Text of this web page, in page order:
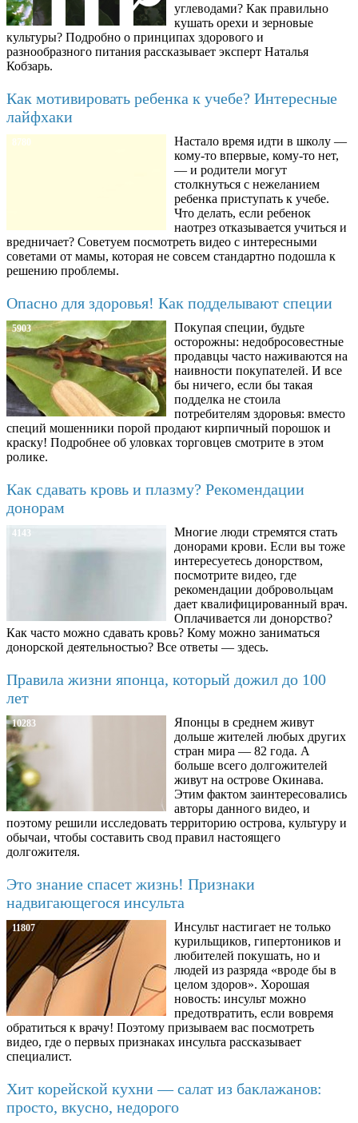
углеводами? Как правильно
кушать орехи и зерновые
культуры? Подробно о принципах здорового и
разнообразного питания рассказывает эксперт Наталья
Кобзарь.
Как мотивировать ребенка к учебе? Интересные
лайфхаки
8780
Настало время идти в школу —
кому-то впервые, кому-то нет,
— и родители могут
столкнуться с нежеланием
ребенка приступать к учебе.
Что делать, если ребенок
наотрез отказывается учиться и
вредничает? Советуем посмотреть видео с интересными
советами от мамы, которая не совсем стандартно подошла к
решению проблемы.
Опасно для здоровья! Как подделывают специи
5903
Покупая специи, будьте
осторожны: недобросовестные
продавцы часто наживаются на
наивности покупателей. И все
бы ничего, если бы такая
подделка не стоила
потребителям здоровья: вместо
специй мошенники порой продают кирпичный порошок и
краску! Подробнее об уловках торговцев смотрите в этом
ролике.
Как сдавать кровь и плазму? Рекомендации
донорам
4143
Многие люди стремятся стать
донорами крови. Если вы тоже
интересуетесь донорством,
посмотрите видео, где
рекомендации добровольцам
дает квалифицированный врач.
Оплачивается ли донорство?
Как часто можно сдавать кровь? Кому можно заниматься
донорской деятельностью? Все ответы — здесь.
Правила жизни японца, который дожил до 100
лет
10283
Японцы в среднем живут
дольше жителей любых других
стран мира — 82 года. А
больше всего долгожителей
живут на острове Окинава.
Этим фактом заинтересовались
авторы данного видео, и
поэтому решили исследовать территорию острова, культуру и
обычаи, чтобы составить свод правил настоящего
долгожителя.
Это знание спасет жизнь! Признаки
надвигающегося инсульта
11807
Инсульт настигает не только
курильщиков, гипертоников и
любителей покушать, но и
людей из разряда «вроде бы в
целом здоров». Хорошая
новость: инсульт можно
предотвратить, если вовремя
обратиться к врачу! Поэтому призываем вас посмотреть
видео, где о первых признаках инсульта рассказывает
специалист.
Хит корейской кухни — салат из баклажанов:
просто, вкусно, недорого